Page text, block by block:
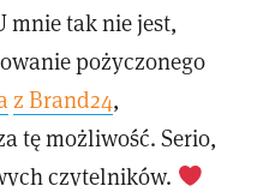
mnie tak nie jest,
pożyczonego
z Brand24,
tę możliwość. Serio,
czytelników.